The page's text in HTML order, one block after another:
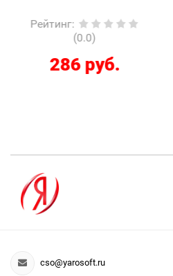
Рейтинг:
(0.0)
286 руб.
cso@yarosoft.ru